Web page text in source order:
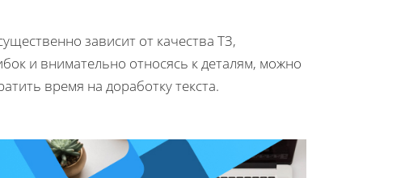
зависит от качества ТЗ,
и внимательно относясь к деталям, можно
время на доработку текста.